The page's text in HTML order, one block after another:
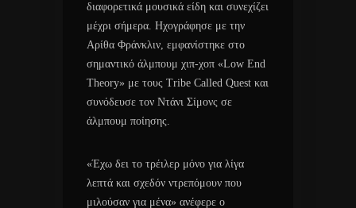
διαφορετικά μουσικά είδη και συνεχίζει
μέχρι σήμερα. Ηχογράφησε με την
Αρίθα Φράνκλιν, εμφανίστηκε στο
σημαντικό άλμπουμ χιπ-χοπ «Low End
Theory» με τους Tribe Called Quest και
συνόδευσε τον Ντάνι Σίμονς σε
άλμπουμ ποίησης.
«Έχω δει το τρέιλερ μόνο για λίγα
λεπτά και σχεδόν ντρεπόμουν που
μιλούσαν για μένα» ανέφερε ο